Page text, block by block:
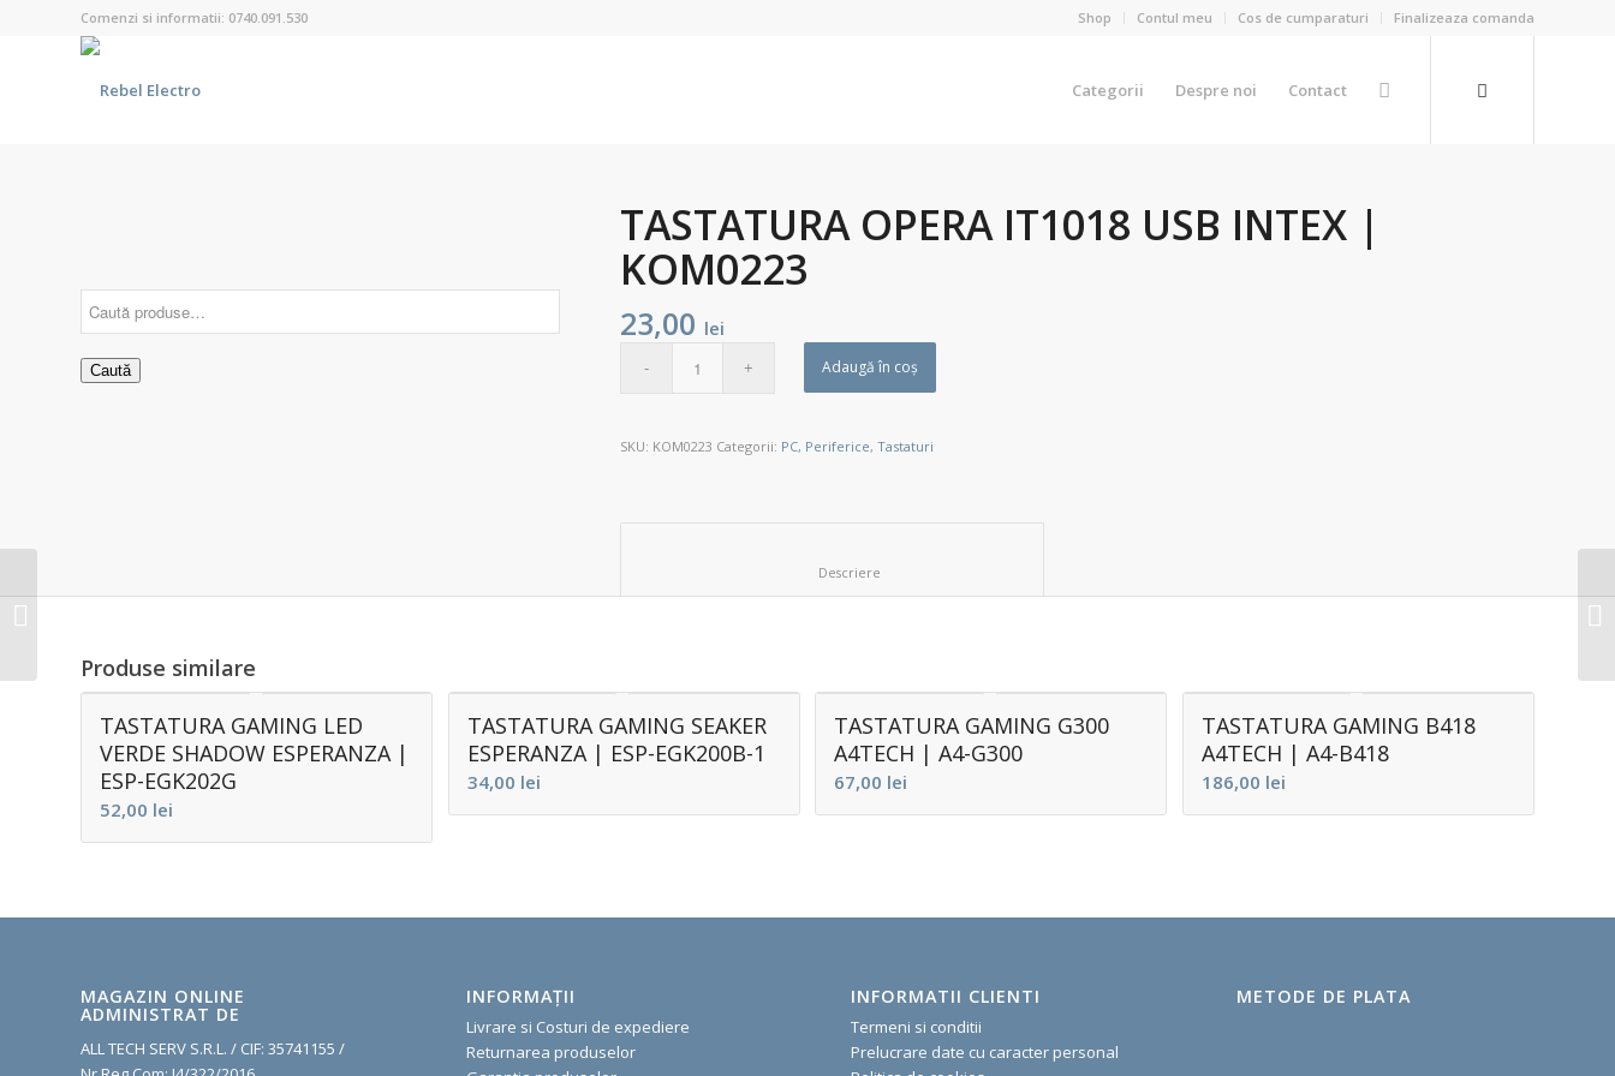
Shop Contul meu Cos de cumparaturi Finalizeaza comanda
Comenzi si informatii: 0740.091.530
Categorii Despre noi Contact
Caută
TASTATURA OPERA IT1018 USB INTEX |
KOM0223
23,00 lei
Adaugă în coș
SKU: KOM0223 Categorii: PC, Periferice,Tastaturi
Produse similare
TASTATURA GAMING LED
VERDE SHADOW ESPERANZA |
ESP-EGK202G
52,00 lei
TASTATURA GAMING SEAKER
ESPERANZA | ESP-EGK200B-1
34,00 lei
TASTATURA GAMING G300
A4TECH | A4-G300
67,00 lei
TASTATURA GAMING B418
A4TECH | A4-B418
186,00 lei
MAGAZIN ONLINE
ADMINISTRAT DE
ALL TECH SERV S.R.L. / CIF: 35741155 /
INFORMAŢII
Livrare si Costuri de expediere
Returnarea produselor
INFORMATII CLIENTI
Termeni si conditii
Prelucrare date cu caracter personal
METODE DE PLATA
WIRELESS
INTEX | KOM0018